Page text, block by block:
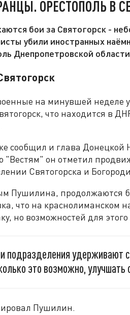
ОРЕСТОПОЛЬ В
бои за Святогорск -
убили иностранных
Днепропетровской
на минувшей неделе
что находится в
сообщил и глава
"Вестям" он отметил
Святогорска и
Пушилина, продолжаются
что на краснолиманском
но возможностей для этого
подразделения удерживают
это возможно, улучшать
Пушилин.